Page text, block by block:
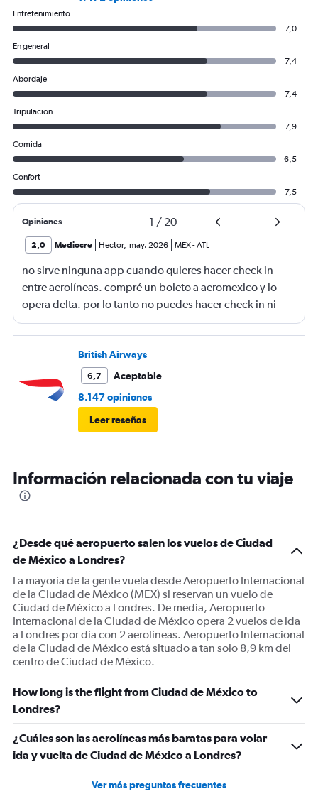
Entretenimiento
7,0
En general
7,4
Abordaje
7,4
Tripulación
7,9
Comida
6,5
Confort
7,5
Opiniones 1 / 20
2,0 Mediocre Hector, may. 2026 MEX-ATL
no sirve ninguna app cuando quieres hacer check in
entre aerolíneas. compré un boleto a aeromexico y lo
opera delta. por lo tanto no puedes hacer check in ni
seleccionar asientos. pésimo
British Airways
6,7
Aceptable
8.147 opiniones
Leer reseñas
Información relacionada con tu viaje
¿Desde qué aeropuerto salen los vuelos de Ciudad
de México a Londres?
La mayoría de la gente vuela desde Aeropuerto Internacional
de la Ciudad de México (MEX) si reservan un vuelo de
Ciudad de México a Londres. De media, Aeropuerto
Internacional de la Ciudad de México opera 2 vuelos de ida
a Londres por día con 2 aerolíneas. Aeropuerto Internacional
de la Ciudad de México está situado a tan solo 8,9 km del
centro de Ciudad de México.
How long is the flight from Ciudad de México to
Londres?
¿Cuáles son las aerolíneas más baratas para volar
ida y vuelta de Ciudad de México a Londres?
Ver más preguntas frecuentes